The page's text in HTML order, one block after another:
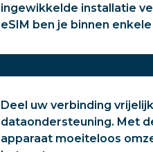
ingewikkelde installatie
eSIM ben je binnen
Deel uw verbinding
dataondersteuning. Met
apparaat moeiteloos